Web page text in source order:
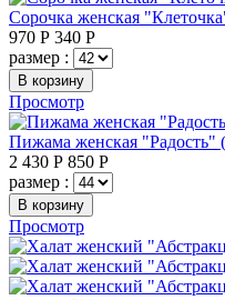
Сорочка женская
970 Р 340 Р
размер :
В корзину
Просмотр
Пижама женская "Радость"
2 430 Р 850 Р
размер :
В корзину
Просмотр